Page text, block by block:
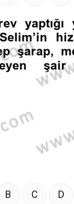
B C D